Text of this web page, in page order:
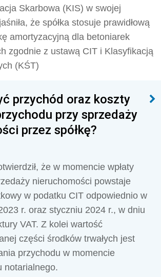
Skarbowa (KIS) w swojej
że spółka stosuje prawidłową
amortyzacyjną dla betoniarek
zgodnie z ustawą CIT i Klasyfikacją
(KŚT)
przychód oraz koszty
przy sprzedaży
przez spółkę?
że w momencie wpłaty
nieruchomości powstaje
w podatku CIT odpowiednio w
r. oraz styczniu 2024 r., w dniu
VAT. Z kolei wartość
części środków trwałych jest
przychodu w momencie
notarialnego.